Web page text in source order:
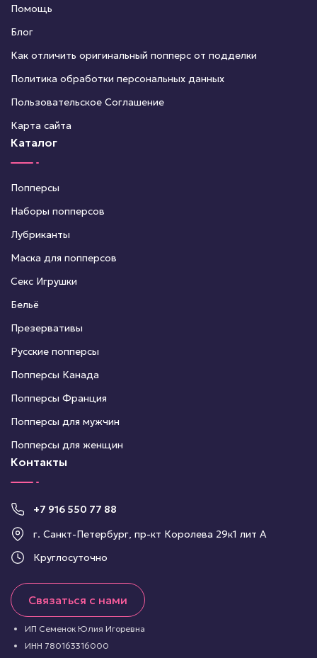
Помощь
Блог
Как отличить оригинальный попперс от подделки
Политика обработки персональных данных
Пользовательское Соглашение
Карта сайта
Каталог
Попперсы
Наборы попперсов
Лубриканты
Маска для попперсов
Секс Игрушки
Бельё
Презервативы
Русские попперсы
Попперсы Канада
Попперсы Франция
Попперсы для мужчин
Попперсы для женщин
Контакты
+7 916 550 77 88
г. Санкт-Петербург, пр-кт Королева 29к1 лит А
Круглосуточно
Связаться с нами
ИП Семенок Юлия Игоревна
ИНН 780163316000